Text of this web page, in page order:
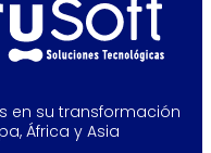
en su transformación
África y Asia